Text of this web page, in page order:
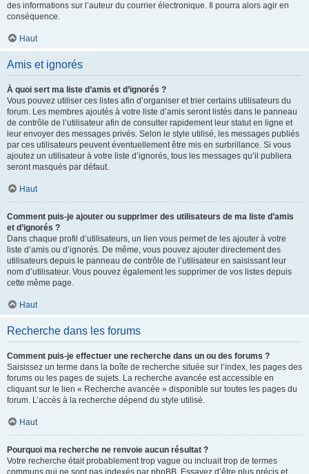
des informations sur l’auteur du courrier électronique. Il pourra alors agir en
conséquence.
Haut
Amis et ignorés
À quoi sert ma liste d’amis et d’ignorés ?
Vous pouvez utiliser ces listes afin d’organiser et trier certains utilisateurs du
forum. Les membres ajoutés à votre liste d’amis seront listés dans le panneau
de contrôle de l’utilisateur afin de consulter rapidement leur statut en ligne et
leur envoyer des messages privés. Selon le style utilisé, les messages publiés
par ces utilisateurs peuvent éventuellement être mis en surbrillance. Si vous
ajoutez un utilisateur à votre liste d’ignorés, tous les messages qu’il publiera
seront masqués par défaut.
Haut
Comment puis-je ajouter ou supprimer des utilisateurs de ma liste d’amis
et d’ignorés ?
Dans chaque profil d’utilisateurs, un lien vous permet de les ajouter à votre
liste d’amis ou d’ignorés. De même, vous pouvez ajouter directement des
utilisateurs depuis le panneau de contrôle de l’utilisateur en saisissant leur
nom d’utilisateur. Vous pouvez également les supprimer de vos listes depuis
cette même page.
Haut
Recherche dans les forums
Comment puis-je effectuer une recherche dans un ou des forums ?
Saisissez un terme dans la boîte de recherche située sur l’index, les pages des
forums ou les pages de sujets. La recherche avancée est accessible en
cliquant sur le lien « Recherche avancée » disponible sur toutes les pages du
forum. L’accès à la recherche dépend du style utilisé.
Haut
Pourquoi ma recherche ne renvoie aucun résultat ?
Votre recherche était probablement trop vague ou incluait trop de termes
communs qui ne sont pas indexés par phpBB. Essayez d’être plus précis et